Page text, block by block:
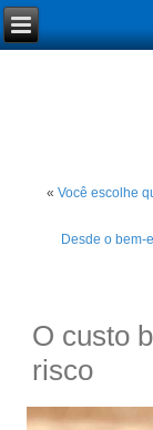
« Você escolhe
Desde o bem-
O custo
risco